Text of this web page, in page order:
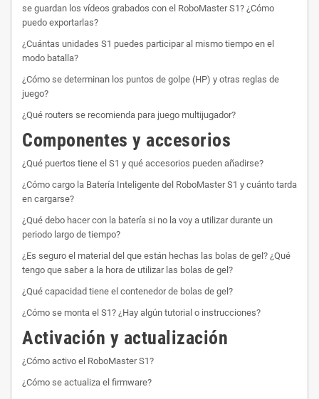
se guardan los vídeos grabados con el RoboMaster S1? ¿Cómo
puedo exportarlas?
¿Cuántas unidades S1 puedes participar al mismo tiempo en el
modo batalla?
¿Cómo se determinan los puntos de golpe (HP) y otras reglas de
juego?
¿Qué routers se recomienda para juego multijugador?
Componentes y accesorios
¿Qué puertos tiene el S1 y qué accesorios pueden añadirse?
¿Cómo cargo la Batería Inteligente del RoboMaster S1 y cuánto tarda
en cargarse?
¿Qué debo hacer con la batería si no la voy a utilizar durante un
periodo largo de tiempo?
¿Es seguro el material del que están hechas las bolas de gel? ¿Qué
tengo que saber a la hora de utilizar las bolas de gel?
¿Qué capacidad tiene el contenedor de bolas de gel?
¿Cómo se monta el S1? ¿Hay algún tutorial o instrucciones?
Activación y actualización
¿Cómo activo el RoboMaster S1?
¿Cómo se actualiza el firmware?